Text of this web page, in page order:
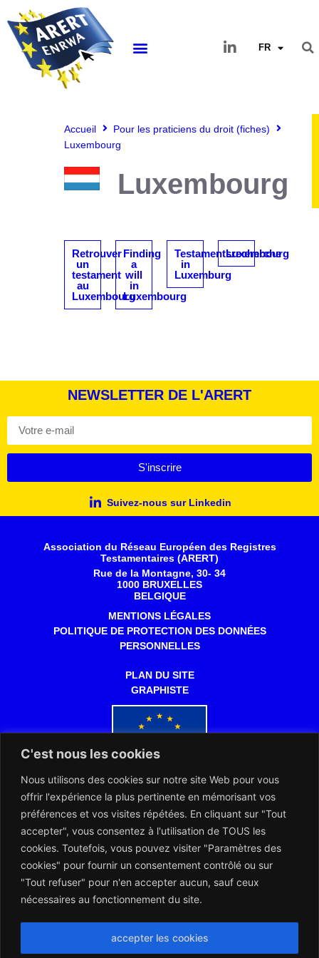
C'est nous les cookies
Nous utilisons des cookies sur notre site Web pour vous
offrir l'expérience la plus pertinente en mémorisant vos
préférences et vos visites répétées. En cliquant sur "Tout
accepter", vous consentez à l'utilisation de TOUS les
cookies. Toutefois, vous pouvez visiter "Paramètres des
cookies" pour fournir un consentement contrôlé ou sur
"Tout refuser" pour n'en accepter aucun, sauf ceux
nécessaires au fonctionnement du site.
accepter les cookies
FR
Accueil
Pour les praticiens du droit (fiches)
Luxembourg
Luxembourg
Retrouver
un
testament
au
Luxembourg
Finding
a
will
in
Luxembourg
Testamentsrecherche
in
Luxemburg
Luxembourg
NEWSLETTER DE L'ARERT
S'inscrire
Suivez-nous sur Linkedin
Association du Réseau Européen des Registres
Testamentaires (ARERT)
Rue de la Montagne, 30- 34
1000 BRUXELLES
BELGIQUE
MENTIONS LÉGALES
POLITIQUE DE PROTECTION DES DONNÉES
PERSONNELLES
PLAN DU SITE
GRAPHISTE
Co-financé par l'Union européenne
L’ARERT et les Notaires d’Europe collaborent dans l’intérêt des
citoyens européens